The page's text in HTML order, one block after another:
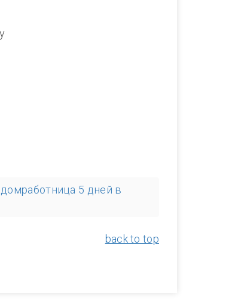
5 дней в
back to top